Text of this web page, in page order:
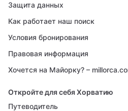
Защита данных
Как работает наш поиск
Условия бронирования
Правовая информация
Хочется на Майорку? –
Откройте для себя Хорватию
Путеводитель